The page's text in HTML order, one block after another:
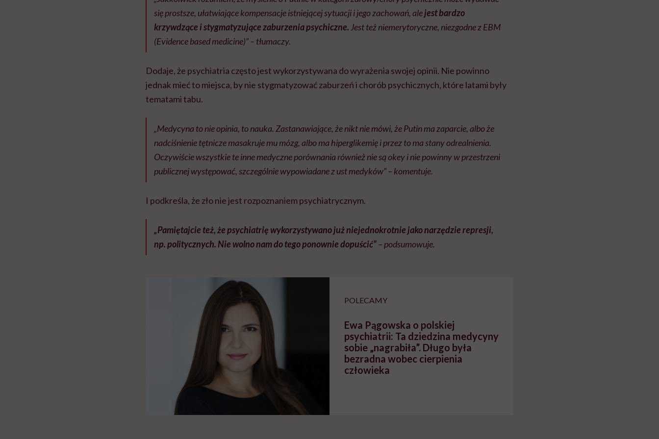
się prostsze, ułatwiające kompensacje istniejącej sytuacji i jego zachowań, alejest bardzo
krzywdzące i stygmatyzujące zaburzenia psychiczne. Jest też niemerytoryczne, niezgodne z EBM
(Evidence based medicine)” – tłumaczy.
Dodaje, że psychiatria często jest wykorzystywana do wyrażenia swojej opinii. Nie powinno
jednak mieć to miejsca, by nie stygmatyzować zaburzeń i chorób psychicznych, które latami były
tematami tabu.
„Medycyna to nie opinia, to nauka. Zastanawiające, że nikt nie mówi, że Putin ma zaparcie, albo że
nadciśnienie tętnicze masakruje mu mózg, albo ma hiperglikemię i przez to ma stany odrealnienia.
Oczywiście wszystkie te inne medyczne porównania również nie są okey i nie powinny w przestrzeni
publicznej występować, szczególnie wypowiadane z ust medyków” – komentuje.
I podkreśla, że zło nie jest rozpoznaniem psychiatrycznym.
„Pamiętajcie też, że psychiatrię wykorzystywano już niejednokrotnie jako narzędzie represji,
np. politycznych. Nie wolno nam do tego ponownie dopuścić”– podsumowuje.
POLECAMY
Ewa Pągowska o polskiej
psychiatrii: Ta dziedzina medycyny
sobie „nagrabiła”. Długo była
bezradna wobec cierpienia
człowieka